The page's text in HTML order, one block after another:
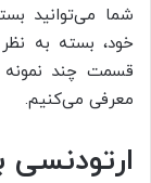
شما می‌توانید
خود، بسته به
قسمت چند نمونه
معرفی می‌کنیم.
ارتودنسی